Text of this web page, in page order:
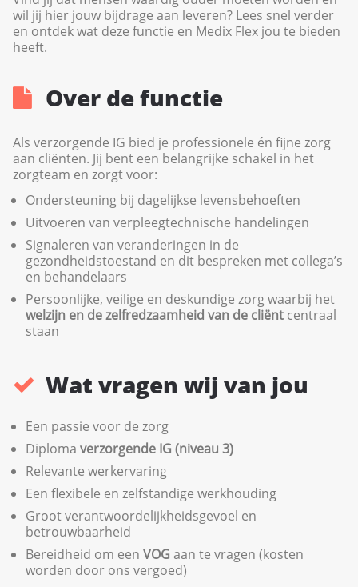
wil jij hier jouw bijdrage aan leveren? Lees snel verder
en ontdek wat deze functie en Medix Flex jou te bieden
heeft.
Over de functie
Als verzorgende IG bied je professionele én fijne zorg
aan cliënten. Jij bent een belangrijke schakel in het
zorgteam en zorgt voor:
Ondersteuning bij dagelijkse levensbehoeften
Uitvoeren van verpleegtechnische handelingen
Signaleren van veranderingen in de
gezondheidstoestand en dit bespreken met collega’s
en behandelaars
Persoonlijke, veilige en deskundige zorg waarbij het
welzijn en de zelfredzaamheid van de cliënt centraal
staan
Wat vragen wij van jou
Een passie voor de zorg
Diploma verzorgende IG (niveau 3)
Relevante werkervaring
Een flexibele en zelfstandige werkhouding
Groot verantwoordelijkheidsgevoel en
betrouwbaarheid
Bereidheid om een VOG aan te vragen (kosten
worden door ons vergoed)